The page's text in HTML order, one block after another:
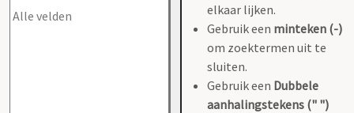
elkaar lijken.
Gebruik een minteken (-)
om zoektermen uit te
sluiten.
Gebruik een Dubbele
aanhalingstekens (" ")